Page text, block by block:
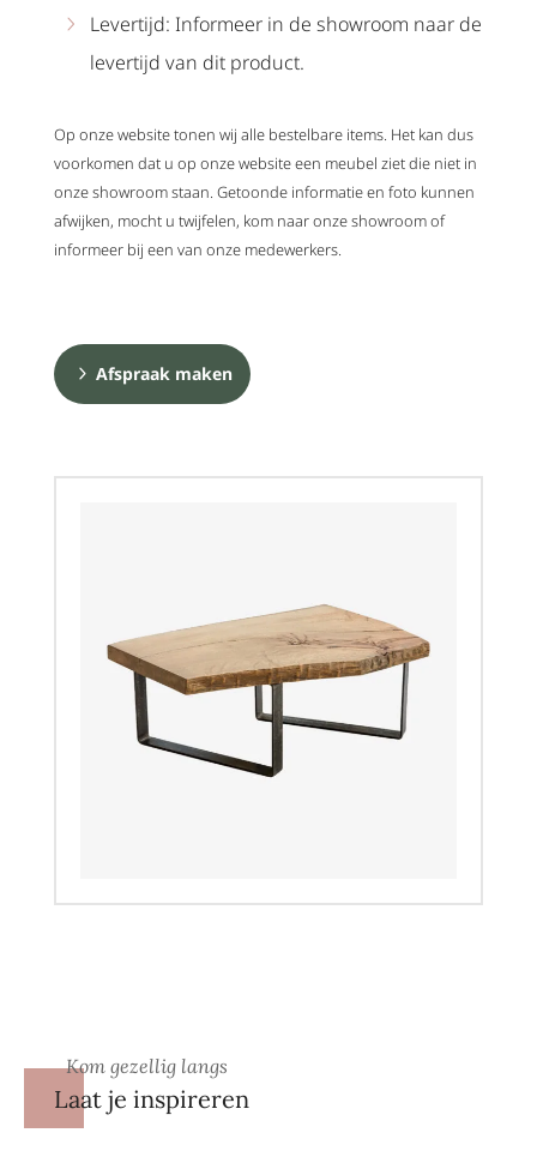
Levertijd: Informeer in de showroom naar de
levertijd van dit product.
Op onze website tonen wij alle bestelbare items. Het kan dus
voorkomen dat u op onze website een meubel ziet die niet in
onze showroom staan. Getoonde informatie en foto kunnen
afwijken, mocht u twijfelen, kom naar onze showroom of
informeer bij een van onze medewerkers.
Afspraak maken
Kom gezellig langs
Laat je inspireren